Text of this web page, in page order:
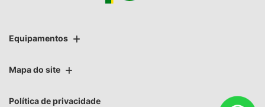
Equipamentos
Mapa do site
Política de privacidade